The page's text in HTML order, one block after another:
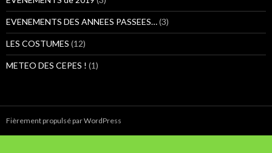
EVENEMENTS DES ANNEES PASSEES…(3)
LES COSTUMES (12)
METEO DES CEPES ! (1)
Fièrement propulsé par WordPress